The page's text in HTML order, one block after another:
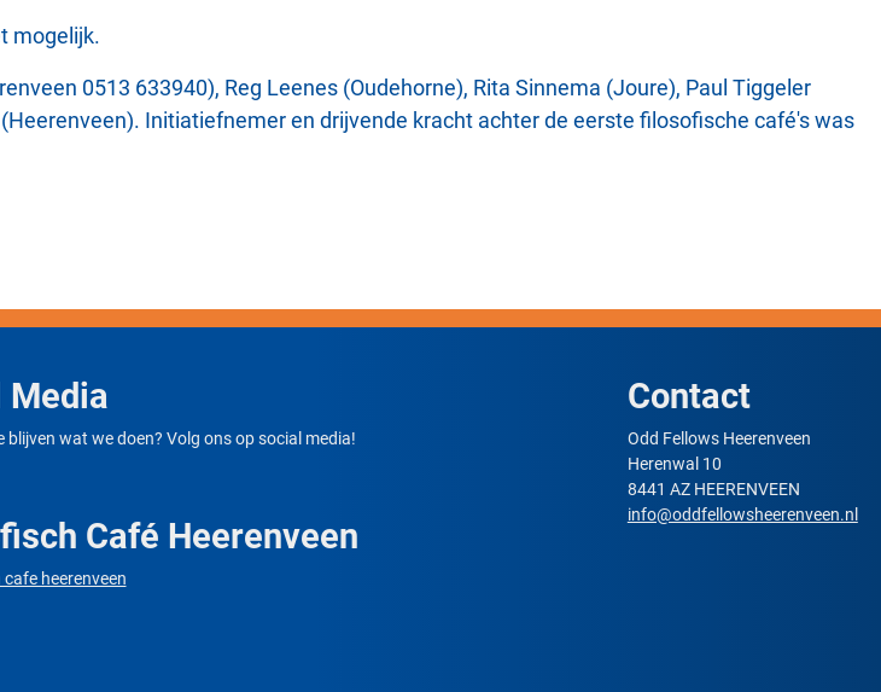
mogelijk.
0513 633940), Reg Leenes (Oudehorne), Rita Sinnema (Joure), Paul Tiggeler
Initiatiefnemer en drijvende kracht achter de eerste filosofische café's was
Media
blijven wat we doen? Volg ons op social media!
Café Heerenveen
Contact
Odd Fellows Heerenveen
Herenwal 10
8441 AZ HEERENVEEN
info@oddfellowsheerenveen.nl